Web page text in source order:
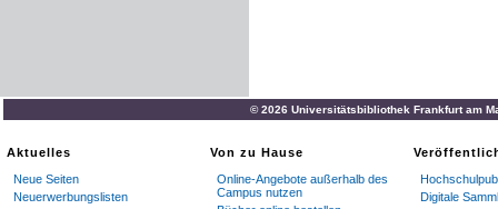
© 2026 Universitätsbibliothek Frankfurt am
Aktuelles
Neue Seiten
Neuerwerbungslisten
Von zu Hause
Online-Angebote außerhalb des
Campus nutzen
Digitale